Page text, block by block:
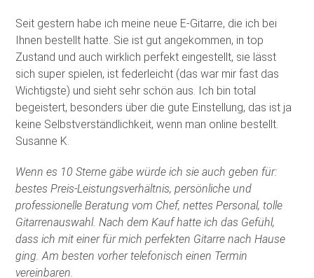
Seit gestern habe ich meine neue E-Gitarre, die ich bei
Ihnen bestellt hatte. Sie ist gut angekommen, in top
Zustand und auch wirklich perfekt eingestellt, sie lässt
sich super spielen, ist federleicht (das war mir fast das
Wichtigste) und sieht sehr schön aus. Ich bin total
begeistert, besonders über die gute Einstellung, das ist ja
keine Selbstverständlichkeit, wenn man online bestellt.
Susanne K.
Wenn es 10 Sterne gäbe würde ich sie auch geben für:
bestes Preis-Leistungsverhältnis, persönliche und
professionelle Beratung vom Chef, nettes Personal, tolle
Gitarrenauswahl. Nach dem Kauf hatte ich das Gefühl,
dass ich mit einer für mich perfekten Gitarre nach Hause
ging. Am besten vorher telefonisch einen Termin
vereinbaren.